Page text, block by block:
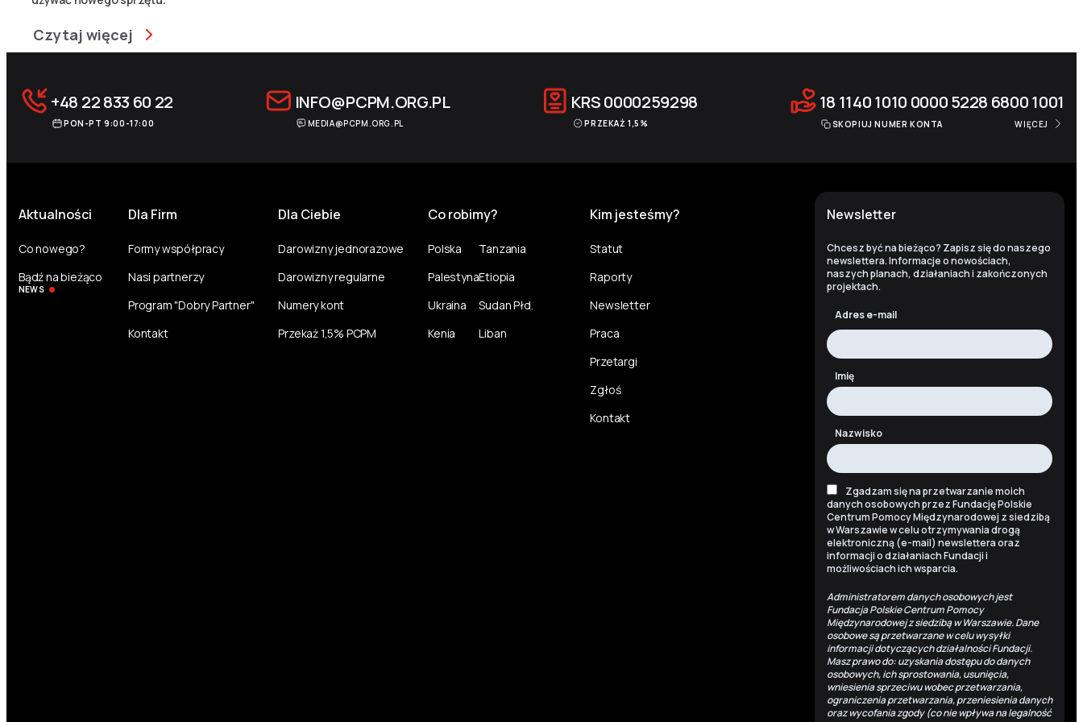
Czytaj więcej
+48 22 833 60 22
PON-PT 9:00-17:00
INFO@PCPM.ORG.PL
MEDIA@PCPM.ORG.PL
KRS0000259298
PRZEKAŻ 1,5%
18 1140 1010 0000 5228 6800 1001
SKOPIUJ NUMER KONTA WIĘCEJ
Newsletter
Chcesz być na bieżąco? Zapisz się do naszego
newslettera. Informacje o nowościach,
naszych planach, działaniach i zakończonych
projektach.
Adres e-mail
Imię
Nazwisko
Zgadzam się na przetwarzanie moich
danych osobowych przez Fundację Polskie
Centrum Pomocy Międzynarodowej z siedzibą
w Warszawie w celu otrzymywania drogą
elektroniczną (e-mail) newslettera oraz
informacji o działaniach Fundacji i
możliwościach ich wsparcia.
Administratorem danych osobowych jest
Fundacja Polskie Centrum Pomocy
Międzynarodowej z siedzibą w Warszawie. Dane
osobowe są przetwarzane w celu wysyłki
informacji dotyczących działalności Fundacji.
Masz prawo do: uzyskania dostępu do danych
osobowych, ich sprostowania, usunięcia,
wniesienia sprzeciwu wobec przetwarzania,
ograniczenia przetwarzania, przeniesienia danych
oraz wycofania zgody (co nie wpływa na legalność
Aktualności
Co nowego?
Bądź na bieżąco
NEWS
Dla Firm
Formy współpracy
Nasi partnerzy
Program "Dobry Partner"
Kontakt
Dla Ciebie
Darowizny jednorazowe
Darowizny regularne
Numery kont
Przekaż 1,5% PCPM
Co robimy?
Polska
Palestyna
Ukraina
Kenia
Tanzania
Etiopia
Sudan Płd.
Liban
Kim jesteśmy?
Statut
Raporty
Newsletter
Praca
Przetargi
Zgłoś
Kontakt